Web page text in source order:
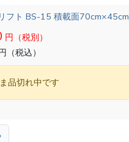
フト BS-15 積載面70cm×45cm
円（税別）
（税込）
品切れ中です